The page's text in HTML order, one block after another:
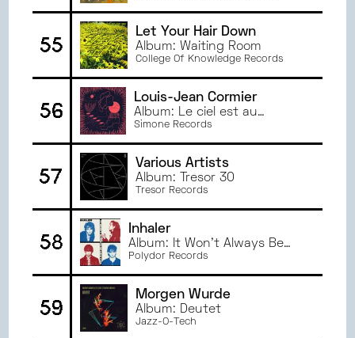
55
Let Your Hair Down
Album: Waiting Room
College Of Knowledge Records
56
Louis-Jean Cormier
Album: Le ciel est au
plancher
Simone Records
57
Various Artists
Album: Tresor 30
Tresor Records
58
Inhaler
Album: It Won't Always Be
Like This
Polydor Records
59
Morgen Wurde
Album: Deutet
Jazz-O-Tech